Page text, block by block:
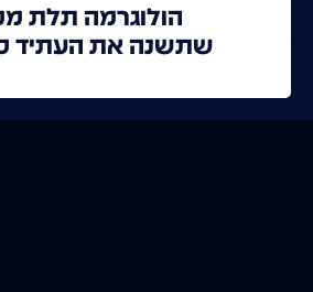
הולוגרמה תלת
שתשנה את העתיד